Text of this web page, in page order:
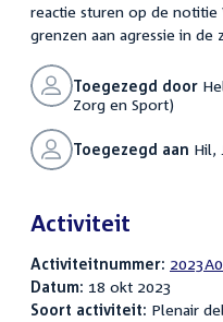
reactie sturen op de
grenzen aan agressie in de
Toegezegd door
Zorg en Sport)
Toegezegd aan Hil,
Activiteit
Activiteitnummer:
Datum: 18 okt 2023
Soort activiteit: Plenair